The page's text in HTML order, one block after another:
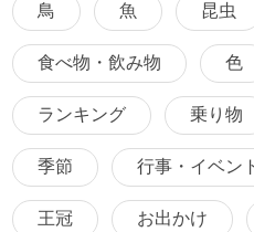
鳥 魚 昆虫
食べ物・飲み物 色
ランキング 乗り物
季節 行事・イベン
王冠 お出かけ